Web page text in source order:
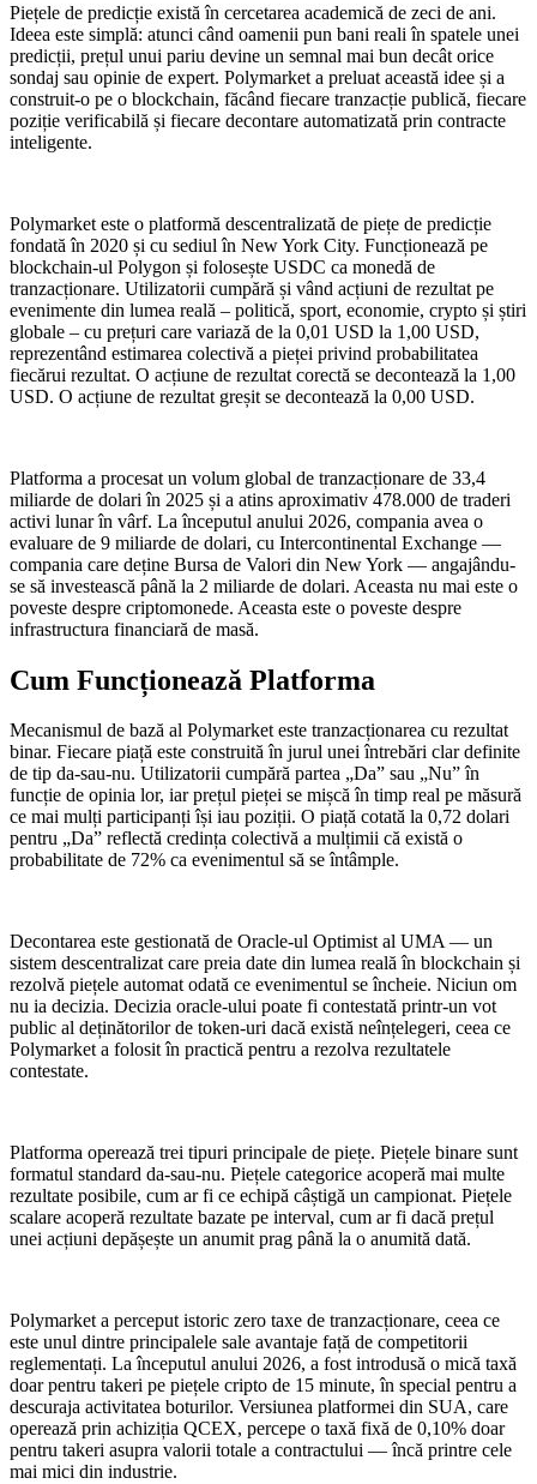
Piețele de predicție există în cercetarea academică de zeci de ani.
Ideea este simplă: atunci când oamenii pun bani reali în spatele unei
predicții, prețul unui pariu devine un semnal mai bun decât orice
sondaj sau opinie de expert. Polymarket a preluat această idee și a
construit-o pe o blockchain, făcând fiecare tranzacție publică, fiecare
poziție verificabilă și fiecare decontare automatizată prin contracte
inteligente.
Polymarket este o platformă descentralizată de piețe de predicție
fondată în 2020 și cu sediul în New York City. Funcționează pe
blockchain-ul Polygon și folosește USDC ca monedă de
tranzacționare. Utilizatorii cumpără și vând acțiuni de rezultat pe
evenimente din lumea reală – politică, sport, economie, crypto și știri
globale – cu prețuri care variază de la 0,01 USD la 1,00 USD,
reprezentând estimarea colectivă a pieței privind probabilitatea
fiecărui rezultat. O acțiune de rezultat corectă se decontează la 1,00
USD. O acțiune de rezultat greșit se decontează la 0,00 USD.
Platforma a procesat un volum global de tranzacționare de 33,4
miliarde de dolari în 2025 și a atins aproximativ 478.000 de traderi
activi lunar în vârf. La începutul anului 2026, compania avea o
evaluare de 9 miliarde de dolari, cu Intercontinental Exchange —
compania care deține Bursa de Valori din New York — angajându-
se să investească până la 2 miliarde de dolari. Aceasta nu mai este o
poveste despre criptomonede. Aceasta este o poveste despre
infrastructura financiară de masă.
Cum Funcționează Platforma
Mecanismul de bază al Polymarket este tranzacționarea cu rezultat
binar. Fiecare piață este construită în jurul unei întrebări clar definite
de tip da-sau-nu. Utilizatorii cumpără partea „Da” sau „Nu” în
funcție de opinia lor, iar prețul pieței se mișcă în timp real pe măsură
ce mai mulți participanți își iau poziții. O piață cotată la 0,72 dolari
pentru „Da” reflectă credința colectivă a mulțimii că există o
probabilitate de 72% ca evenimentul să se întâmple.
Decontarea este gestionată de Oracle-ul Optimist al UMA — un
sistem descentralizat care preia date din lumea reală în blockchain și
rezolvă piețele automat odată ce evenimentul se încheie. Niciun om
nu ia decizia. Decizia oracle-ului poate fi contestată printr-un vot
public al deținătorilor de token-uri dacă există neînțelegeri, ceea ce
Polymarket a folosit în practică pentru a rezolva rezultatele
contestate.
Platforma operează trei tipuri principale de piețe. Piețele binare sunt
formatul standard da-sau-nu. Piețele categorice acoperă mai multe
rezultate posibile, cum ar fi ce echipă câștigă un campionat. Piețele
scalare acoperă rezultate bazate pe interval, cum ar fi dacă prețul
unei acțiuni depășește un anumit prag până la o anumită dată.
Polymarket a perceput istoric zero taxe de tranzacționare, ceea ce
este unul dintre principalele sale avantaje față de competitorii
reglementați. La începutul anului 2026, a fost introdusă o mică taxă
doar pentru takeri pe piețele cripto de 15 minute, în special pentru a
descuraja activitatea boturilor. Versiunea platformei din SUA, care
operează prin achiziția QCEX, percepe o taxă fixă de 0,10% doar
pentru takeri asupra valorii totale a contractului — încă printre cele
mai mici din industrie.